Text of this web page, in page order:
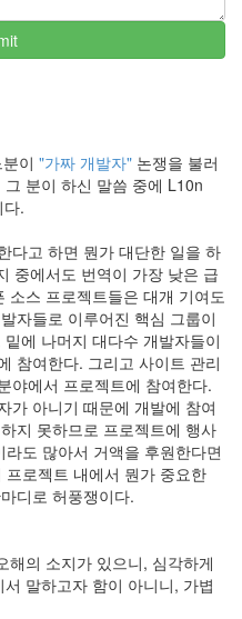
이 "가짜 개발자" 논쟁을 불러
분이 하신 말씀 중에 L10n
.
다고 하면 뭔가 대단한 일을 하
중에서도 번역이 가장 낮은 급
소스 프로젝트들은 대개 기여도
자들로 이루어진 핵심 그룹이
에 나머지 대다수 개발자들이
참여한다. 그리고 사이트 관리
야에서 프로젝트에 참여한다.
가 아니기 때문에 개발에 참여
지 못하므로 프로젝트에 행사
도 많아서 거액을 후원한다면
로젝트 내에서 뭔가 중요한
디로 허풍쟁이다.
해의 소지가 있으니, 심각하게
말하고자 함이 아니니, 가볍